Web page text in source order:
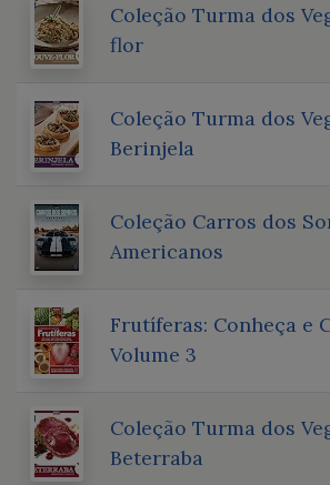
Coleção Turma dos
flor
Coleção Turma dos
Berinjela
Coleção Carros dos
Americanos
Frutíferas: Conheça e
Volume 3
Coleção Turma dos
Beterraba